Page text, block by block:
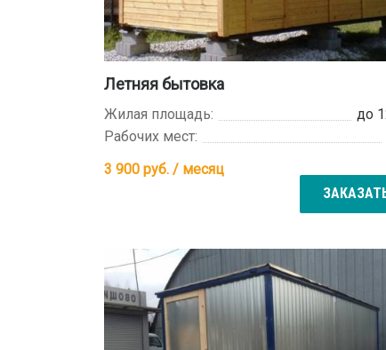
Летняя бытовка
Жилая площадь:
до
Рабочих мест:
3 900 руб. / месяц